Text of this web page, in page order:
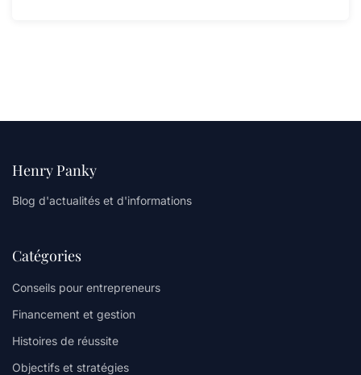
Henry Panky
Blog d'actualités et d'informations
Catégories
Conseils pour entrepreneurs
Financement et gestion
Histoires de réussite
Objectifs et stratégies